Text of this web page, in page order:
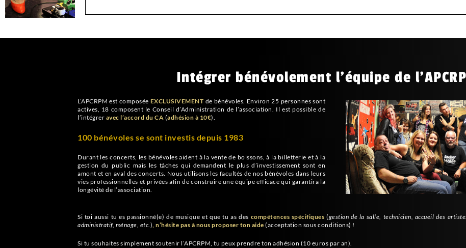
Intégrer bénévolement l'équipe de
L’APCRPM est composée EXCLUSIVEMENT de bénévoles. Environ 25 personnes sont
actives, 18 composent le Conseil d’Administration de l’association. Il est possible de
l’intégrer avec l’accord du CA (adhésion à 10€).
100 bénévoles se sont investis depuis 1983
Durant les concerts, les bénévoles aident à la vente de boissons, à la billetterie et à la
gestion du public mais les tâches qui demandent le plus d’investissement sont en
amont et en aval des concerts. Nous utilisons les facultés de nos bénévoles dans leurs
vies professionnelles et privées afin de construire une équipe efficace qui garantira la
longévité de l’association.
Si toi aussi tu es passionné(e) de musique et que tu as des compétences spécifiques (gestion de la salle, technicien, accueil des
administratif, ménage, etc .) , n’hésite pas à nous proposer ton aide (acceptation sous conditions) !
Si tu souhaites simplement soutenir l’APCRPM, tu peux prendre ton adhésion (10 euros par an).